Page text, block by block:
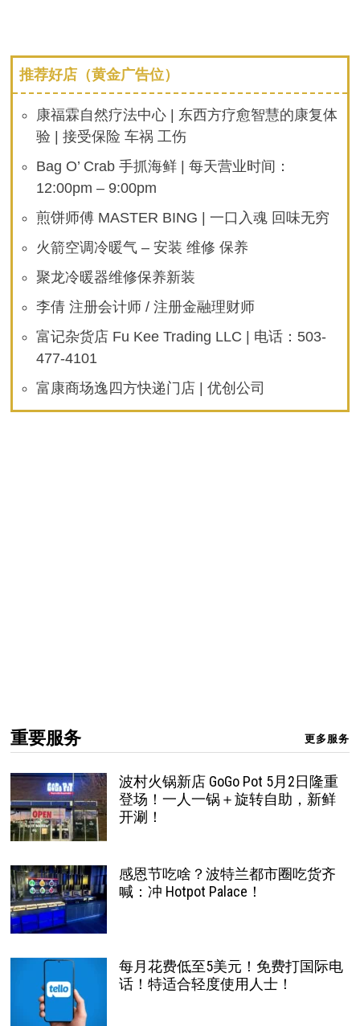
推荐好店（黄金广告位）
康福霖自然疗法中心 | 东西方疗愈智慧的康复体
验 | 接受保险 车祸 工伤
Bag O’ Crab 手抓海鲜 | 每天营业时间：
12:00pm – 9:00pm
煎饼师傅 MASTER BING | 一口入魂 回味无穷
火箭空调冷暖气 – 安装 维修 保养
聚龙冷暖器维修保养新装
李倩 注册会计师 / 注册金融理财师
富记杂货店 Fu Kee Trading LLC | 电话：503-
477-4101
富康商场逸四方快递门店 | 优创公司
重要服务 更多服务
波村火锅新店 GoGo Pot 5月2日隆重
登场！一人一锅＋旋转自助，新鲜
开涮！
感恩节吃啥？波特兰都市圈吃货齐
喊：冲 Hotpot Palace！
每月花费低至5美元！免费打国际电
话！特适合轻度使用人士！